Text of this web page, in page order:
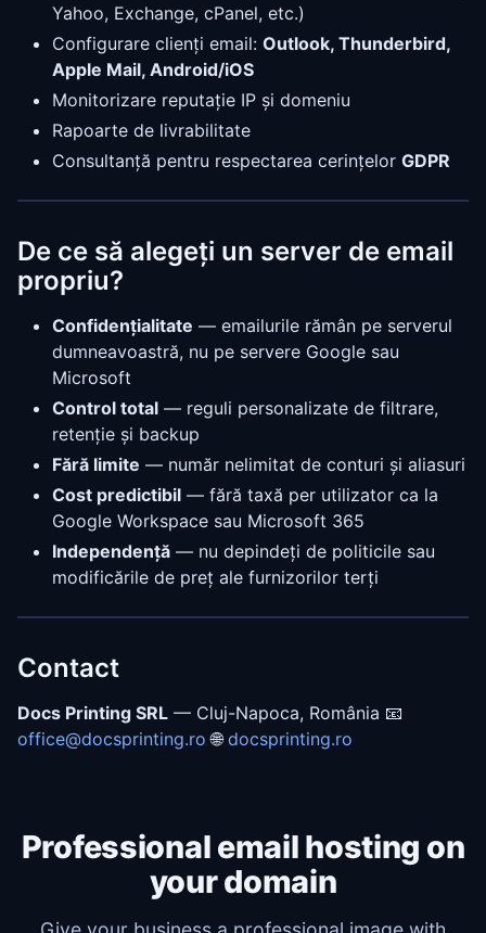
Yahoo, Exchange, cPanel, etc.)
Configurare clienți email: Outlook, Thunderbird,
Apple Mail, Android/iOS
Monitorizare reputație IP și domeniu
Rapoarte de livrabilitate
Consultanță pentru respectarea cerințelor GDPR
De ce să alegeți un server de email
propriu?
Confidențialitate — emailurile rămân pe serverul
dumneavoastră, nu pe servere Google sau
Microsoft
Control total — reguli personalizate de filtrare,
retenție și backup
Fără limite — număr nelimitat de conturi și aliasuri
Cost predictibil — fără taxă per utilizator ca la
Google Workspace sau Microsoft 365
Independență — nu depindeți de politicile sau
modificările de preț ale furnizorilor terți
Contact
Docs Printing SRL — Cluj-Napoca, România 📧
office@docsprinting.ro 🌐docsprinting.ro
Professional email hosting on
your domain